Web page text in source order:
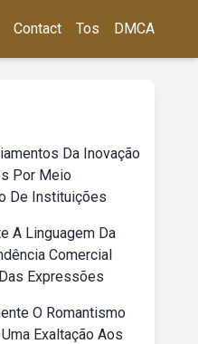
Contact Tos DMCA
Da Inovação
Por Meio
De Instituições
A Linguagem Da
Comercial
Expressões
O Romantismo
Exaltação Aos